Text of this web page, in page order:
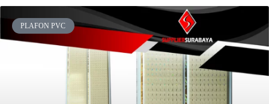
PLAFON PVC